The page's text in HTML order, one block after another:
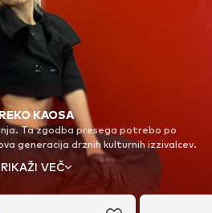
KAOSA
Ta zgodba presega potrebo po
generacija drznih kulturnih izzivalcev.
posamezniki v nepričakovanih okoljih,
Stopi na novo ozemlje in prevzemi svoj
VEČ